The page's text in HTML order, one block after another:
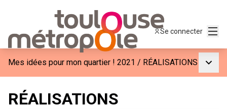
Se connecter
Mes idées pour mon quartier ! 2021 / RÉALISATIONS
RÉALISATIONS